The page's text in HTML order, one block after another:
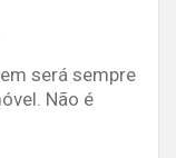
será sempre
Não é